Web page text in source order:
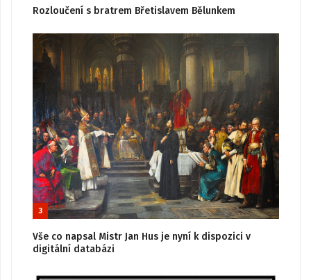
Rozloučení s bratrem Břetislavem Bělunkem
3
Vše co napsal Mistr Jan Hus je nyní k dispozici v
digitální databázi